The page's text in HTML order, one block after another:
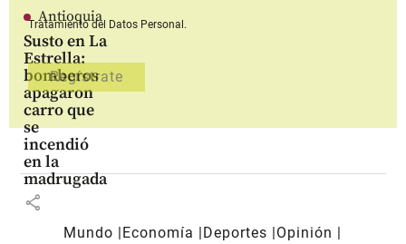
Antioquia
Susto en La
Estrella:
bomberos
apagaron
carro que
se
incendió
en la
madrugada
share
Tratamiento del Datos Personal.
Mundo Economía Deportes
Opinión